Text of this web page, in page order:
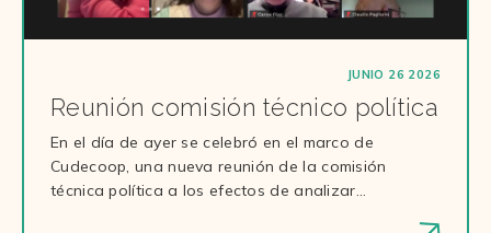
JUNIO 26 2026
Reunión comisión técnico política
En el día de ayer se celebró en el marco de
Cudecoop, una nueva reunión de la comisión
técnica política a los efectos de analizar…